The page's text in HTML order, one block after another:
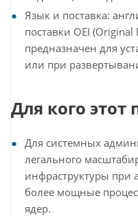
Язык и поставка:
поставки OEI
предназначен для
или при
Для кого этот
Для системных
легального
инфраструктуры при
более мощные
ядер.